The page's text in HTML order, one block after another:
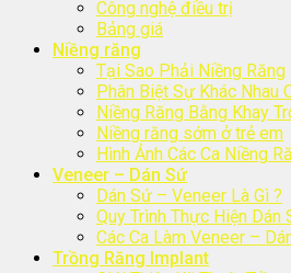
Công nghệ điều trị
Bảng giá
Niềng răng
Tại Sao Phải Niềng Răng
Phân Biệt Sự Khác Nhau
Niềng Răng Bằng Khay
Niềng răng sớm ở trẻ em
Hình Ảnh Các Ca Niềng
Veneer – Dán Sứ
Dán Sứ – Veneer Là Gì ?
Quy Trình Thực Hiện Dán
Các Ca Làm Veneer –
Trồng Răng Implant